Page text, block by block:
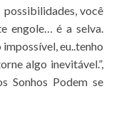
possibilidades, você
engole… é a selva.
eu..tenho
algo inevitável.”,
Sonhos Podem se